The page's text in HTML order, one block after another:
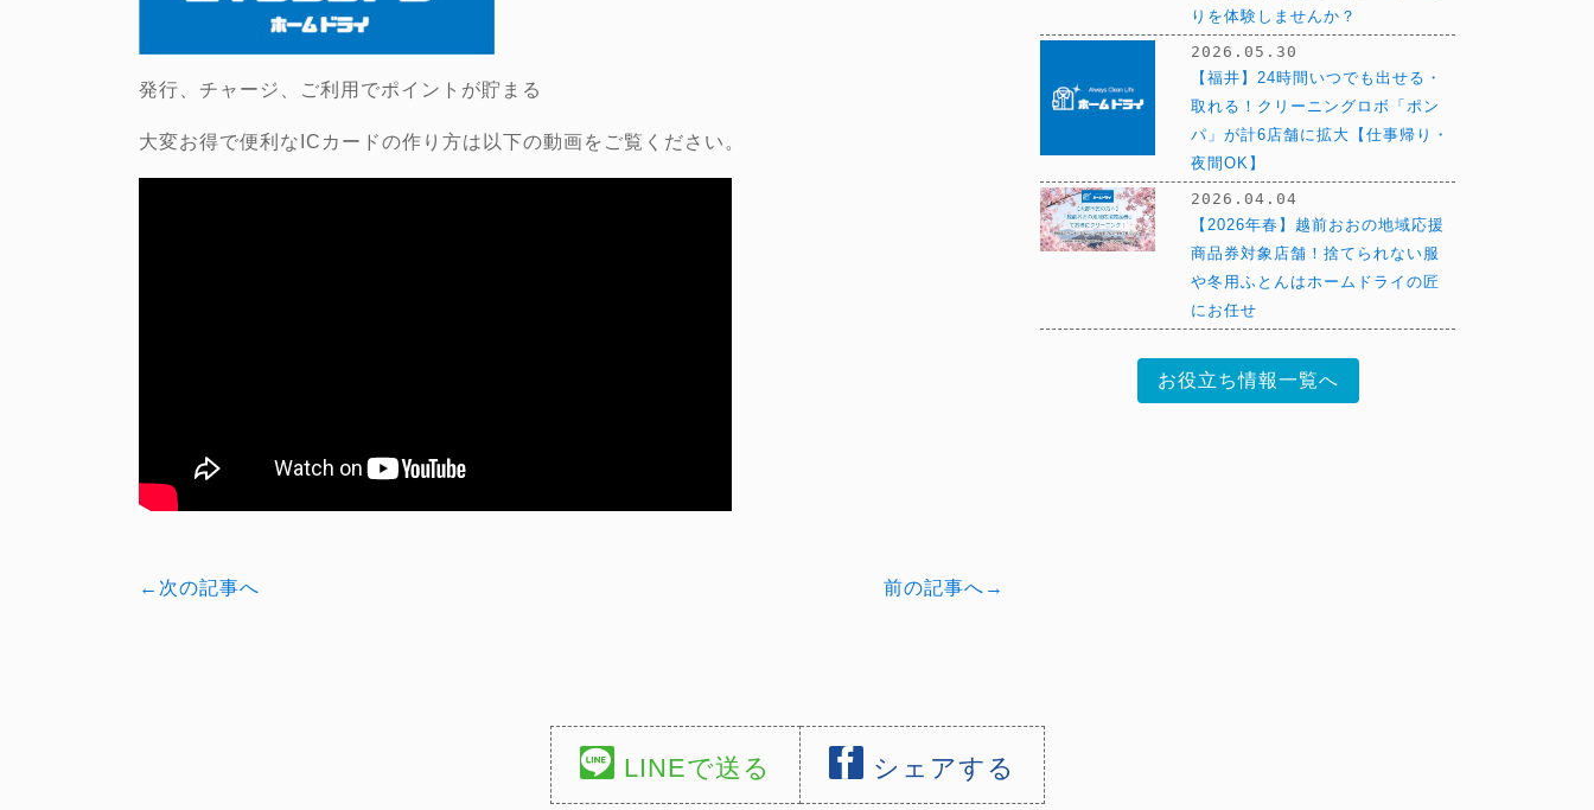
発行、チャージ、ご利用でポイントが貯まる
大変お得で便利なICカードの作り方は以下の動画をご覧ください。
←次の記事へ 前の記事へ→
りを体験しませんか？
2026.05.30
【福井】24時間いつでも出せる・
取れる！クリーニングロボ「ポン
パ」が計6店舗に拡大【仕事帰り・
夜間OK】
2026.04.04
【2026年春】越前おおの地域応援
商品券対象店舗！捨てられない服
や冬用ふとんはホームドライの匠
にお任せ
お役立ち情報一覧へ
LINEで送る シェアする